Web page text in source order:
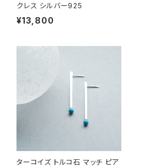
クレス シルバー925
¥13,800
ターコイズ トルコ石 マッチ ピア